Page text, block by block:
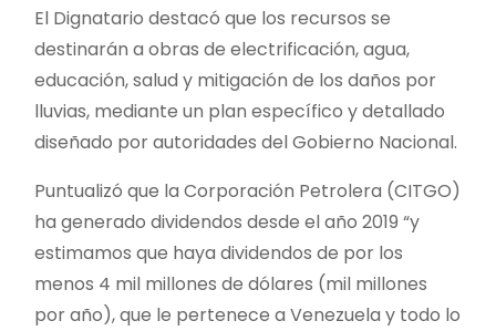
El Dignatario destacó que los recursos se
destinarán a obras de electrificación, agua,
educación, salud y mitigación de los daños por
lluvias, mediante un plan específico y detallado
diseñado por autoridades del Gobierno Nacional.
Puntualizó que la Corporación Petrolera (CITGO)
ha generado dividendos desde el año 2019 “y
estimamos que haya dividendos de por los
menos 4 mil millones de dólares (mil millones
por año), que le pertenece a Venezuela y todo lo